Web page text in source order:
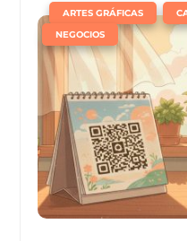
ARTES GRÁFICAS
NEGOCIOS